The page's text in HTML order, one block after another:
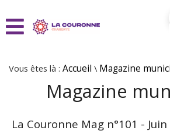
Vous êtes là : Accueil \ Magazine
Magazine
La Couronne Mag n°101 -